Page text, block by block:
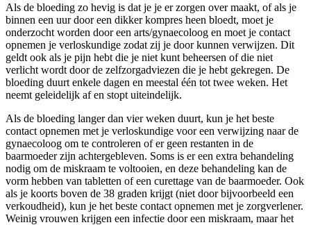
Als de bloeding zo hevig is dat je je er zorgen over maakt, of als je
binnen een uur door een dikker kompres heen bloedt, moet je
onderzocht worden door een arts/gynaecoloog en moet je contact
opnemen je verloskundige zodat zij je door kunnen verwijzen. Dit
geldt ook als je pijn hebt die je niet kunt beheersen of die niet
verlicht wordt door de zelfzorgadviezen die je hebt gekregen. De
bloeding duurt enkele dagen en meestal één tot twee weken. Het
neemt geleidelijk af en stopt uiteindelijk.
Als de bloeding langer dan vier weken duurt, kun je het beste
contact opnemen met je verloskundige voor een verwijzing naar de
gynaecoloog om te controleren of er geen restanten in de
baarmoeder zijn achtergebleven. Soms is er een extra behandeling
nodig om de miskraam te voltooien, en deze behandeling kan de
vorm hebben van tabletten of een curettage van de baarmoeder. Ook
als je koorts boven de 38 graden krijgt (niet door bijvoorbeeld een
verkoudheid), kun je het beste contact opnemen met je zorgverlener.
Weinig vrouwen krijgen een infectie door een miskraam, maar het